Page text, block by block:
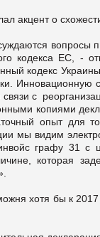
акцент о
вопросы
кодекса ЕС, -
кодекс
с
копиями
опыт для
мы видим
графу 31 с
которая
хотя бы к